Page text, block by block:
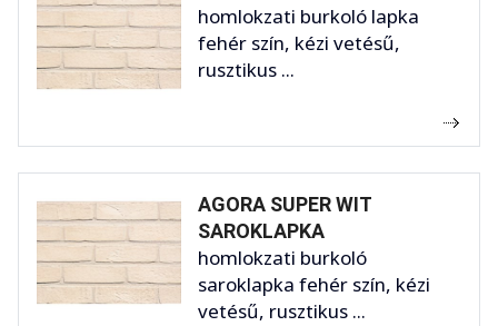
homlokzati burkoló lapka
fehér szín, kézi vetésű,
rusztikus ...
AGORA SUPER WIT
SAROKLAPKA
homlokzati burkoló
saroklapka fehér szín, kézi
vetésű, rusztikus ...